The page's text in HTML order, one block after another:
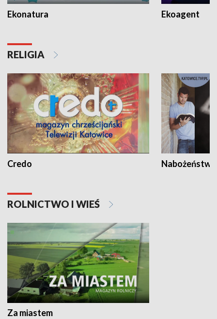
Ekonatura Ekoagent
RELIGIA
Credo
ROLNICTWO I WIEŚ
Za miastem